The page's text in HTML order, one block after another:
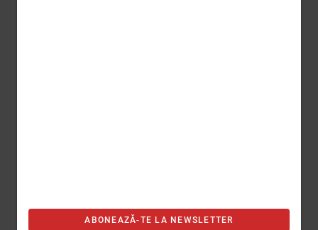
ABONEAZĂ-TE LA NEWSLETTER